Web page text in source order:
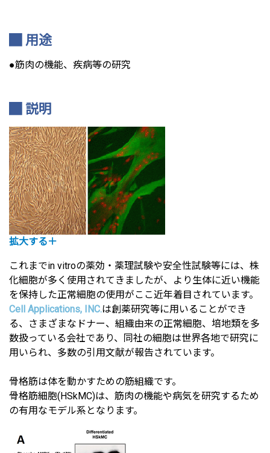
用途
●筋肉の機能、疾病等の研究
説明
拡大する＋
これまでin vitroの薬効・薬理試験や安全性試験等には、株
化細胞が多く使用されてきましたが、より生体に近い機能
を保持した正常細胞の使用がここ近年着目されています。
Cell Applications, INC.は創薬研究等に用いることができ
る、さまざまなドナー、組織由来の正常細胞、培地類を多
数扱っている会社であり、同社の細胞は世界各地で研究に
用いられ、多数の引用文献が報告されています。
骨格筋は体を動かすための筋組織です。
骨格筋細胞(HSkMC)は、筋肉の機能や病気を研究するため
の有用なモデル系となります。